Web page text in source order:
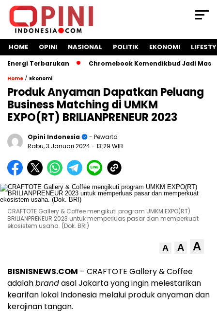
HOME OPINI NASIONAL POLITIK EKONOMI
Terbarukan Chromebook Kemendikbud Jadi Masalah
Home / Ekonomi
Produk Anyaman Dapatkan Peluang
Business Matching di UMKM
EXPO(RT) BRILIANPRENEUR 2023
Opini Indonesia
- Pewarta
Rabu, 3 Januari 2024- 13:29 WIB
CRAFTOTE Gallery & Coffee mengikuti program UMKM EXPO(RT)
BRILIANPRENEUR 2023 untuk memperluas pasar dan memperkuat
ekosistem usaha. (Dok. BRI)
A A A
BISNISNEWS.COM – CRAFTOTE Gallery & Coffee
adalahbrandasal Jakarta yang ingin melestarikan
kearifan lokal Indonesia melalui produk anyaman dan
kerajinan tangan.